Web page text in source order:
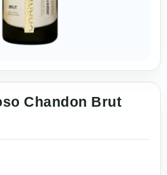
Chandon Brut